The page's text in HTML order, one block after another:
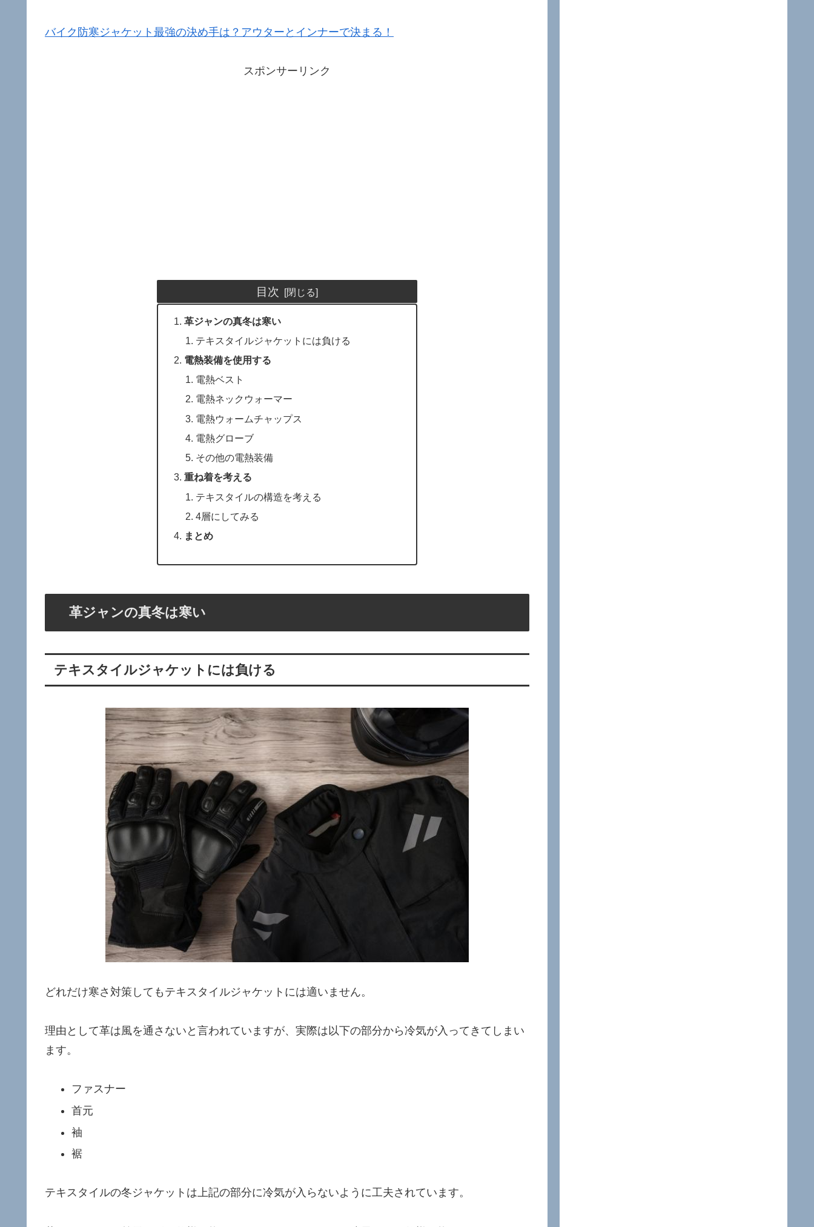
バイク防寒ジャケット最強の決め手は？アウターとインナーで決まる！
スポンサーリンク
目次
革ジャンの真冬は寒い
テキスタイルジャケットには負ける
電熱装備を使用する
電熱ベスト
電熱ネックウォーマー
電熱ウォームチャップス
電熱グローブ
その他の電熱装備
重ね着を考える
テキスタイルの構造を考える
4層にしてみる
まとめ
革ジャンの真冬は寒い
テキスタイルジャケットには負ける
どれだけ寒さ対策してもテキスタイルジャケットには適いません。
理由として革は風を通さないと言われていますが、実際は以下の部分から冷気が入ってきてしまい
ます。
ファスナー
首元
袖
裾
テキスタイルの冬ジャケットは上記の部分に冷気が入らないように工夫されています。